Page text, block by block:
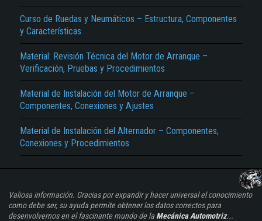
Curso de Ruedas y Neumáticos – Estructura, Componentes
y Características
Material: Revisión Técnica del Motor de Arranque –
Verificación, Pruebas y Procedimientos
Material de Instalación del Motor de Arranque –
Componentes, Conexiones y Ajustes
Material de Instalación del Alternador – Componentes,
Conexiones y Procedimientos
Valiosa información. Gracias por expandir y hacer universal el conocimiento
como debe ser, su ayuda permite obtener los datos correctos para
desenvolvernos en el fascinante mundo de la Mecánica Automotriz...